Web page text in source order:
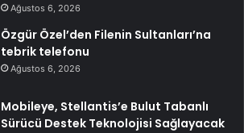
Ağustos 6, 2026
Özgür Özel’den Filenin Sultanları’na
tebrik telefonu
Ağustos 6, 2026
Mobileye, Stellantis’e Bulut Tabanlı
Sürücü Destek Teknolojisi Sağlayacak